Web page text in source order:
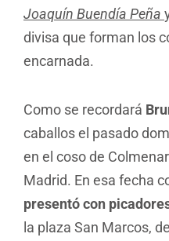
Joaquín Buendía Peña
divisa que forman los
encarnada.
Como se recordará
caballos el pasado
en el coso de
Madrid. En esa fecha
presentó con
la plaza San Marcos,